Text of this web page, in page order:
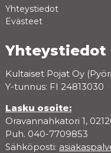
Yhteystiedot
Evästeet
Yhteystiedot
Kultaiset Pojat Oy
Y-tunnus: FI 24813030
Lasku osoite:
Oravannahkatori 1,
Puh. 040-7709853
Sähköposti: